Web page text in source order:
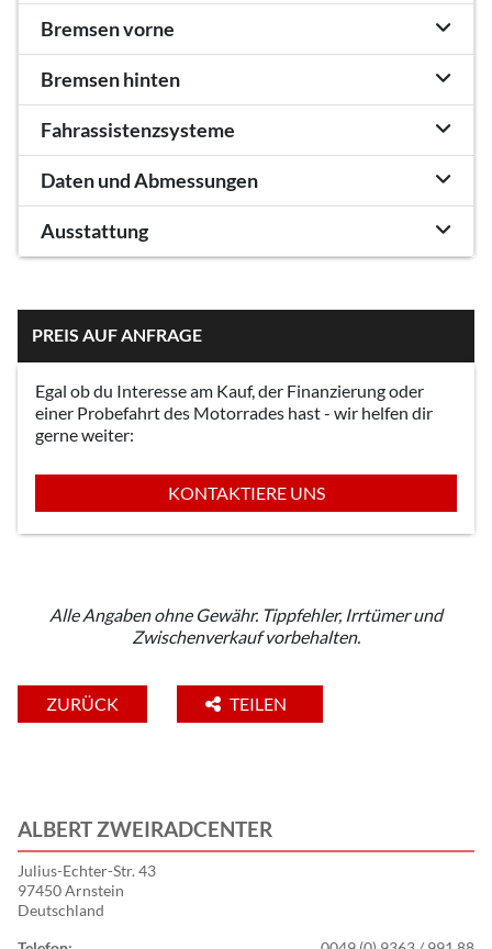
Bremsen vorne
Bremsen hinten
Fahrassistenzsysteme
Daten und Abmessungen
Ausstattung
PREIS AUF ANFRAGE
Egal ob du Interesse am Kauf, der Finanzierung oder
einer Probefahrt des Motorrades hast - wir helfen dir
gerne weiter:
KONTAKTIERE UNS
Alle Angaben ohne Gewähr. Tippfehler, Irrtümer und
Zwischenverkauf vorbehalten.
ZURÜCK TEILEN
ALBERT ZWEIRADCENTER
Julius-Echter-Str. 43
97450 Arnstein
Deutschland